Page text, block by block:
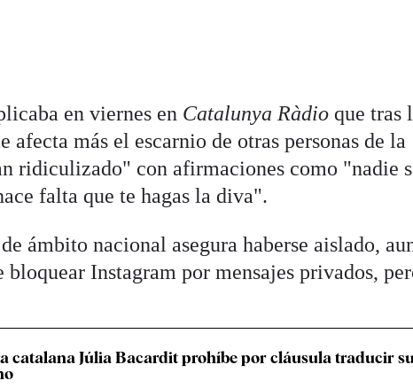
en viernes en Catalunya Ràdio que tras
afecta más el escarnio de otras personas de la
ridiculizado" con afirmaciones como "nadie
falta que te hagas la diva".
ámbito nacional asegura haberse aislado,
Instagram por mensajes privados,
catalana Júlia Bacardit prohíbe por cláusula traducir